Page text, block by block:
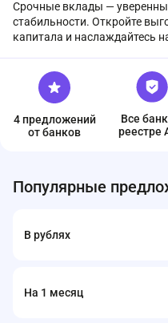
Срочные вклады —
стабильности. Откройте
капитала и наслаждайтесь
4 предложений
от банков
Все
реестре
Популярные
В рублях
На 1 месяц